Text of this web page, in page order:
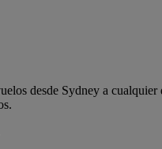
desde Sydney a